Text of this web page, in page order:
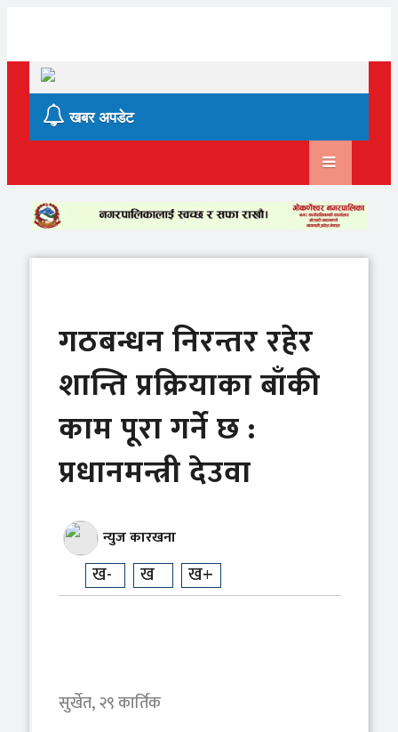
content
खबर अपडेट
गठबन्धन निरन्तर रहेर
शान्ति प्रक्रियाका बाँकी
काम पूरा गर्ने छ :
प्रधानमन्त्री देउवा
न्युज कारखना
ख- ख ख+
सुर्खेत, २९ कार्तिक